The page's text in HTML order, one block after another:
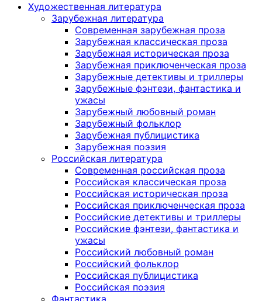
Художественная литература
Зарубежная литература
Современная зарубежная проза
Зарубежная классическая проза
Зарубежная историческая проза
Зарубежная приключенческая проза
Зарубежные детективы и триллеры
Зарубежные фэнтези, фантастика и
ужасы
Зарубежный любовный роман
Зарубежный фольклор
Зарубежная публицистика
Зарубежная поэзия
Российская литература
Современная российская проза
Российская классическая проза
Российская историческая проза
Российская приключенческая проза
Российские детективы и триллеры
Российские фэнтези, фантастика и
ужасы
Российский любовный роман
Российский фольклор
Российская публицистика
Российская поэзия
Фантастика